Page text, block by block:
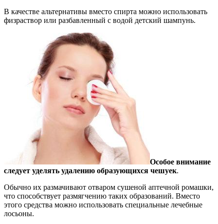
В качестве альтернативы вместо спирта можно использовать
физраствор или разбавленный с водой детский шампунь.
Особое внимание
следует уделять удалению образующихся чешуек.
Обычно их размачивают отваром сушеной аптечной ромашки,
что способствует размягчению таких образований. Вместо
этого средства можно использовать специальные лечебные
лосьоны.